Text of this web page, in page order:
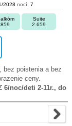
2028 nocí: 7
Suite
2.659
bez poistenia a bez
ceny.
6/noc/deti 2-11r., do